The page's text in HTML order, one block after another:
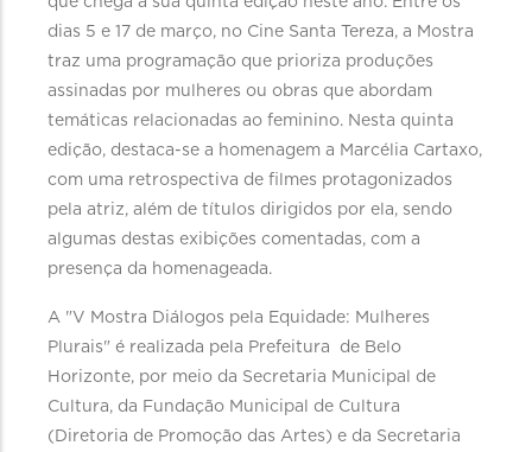
dias 5 e 17 de março, no Cine Santa Tereza, a Mostra
traz uma programação que prioriza produções
assinadas por mulheres ou obras que abordam
temáticas relacionadas ao feminino. Nesta quinta
edição, destaca-se a homenagem a Marcélia Cartaxo,
com uma retrospectiva de filmes protagonizados
pela atriz, além de títulos dirigidos por ela, sendo
algumas destas exibições comentadas, com a
presença da homenageada.
A "V Mostra Diálogos pela Equidade: Mulheres
Plurais" é realizada pela Prefeitura de Belo
Horizonte, por meio da Secretaria Municipal de
Cultura, da Fundação Municipal de Cultura
(Diretoria de Promoção das Artes) e da Secretaria